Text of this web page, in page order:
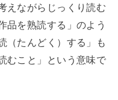
えながらじっくり読む
品を熟読する」のよう
（たんどく）する」も
むこと」という意味で